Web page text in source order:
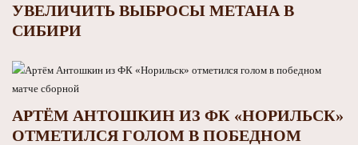
УВЕЛИЧИТЬ ВЫБРОСЫ МЕТАНА В
СИБИРИ
АРТЁМ АНТОШКИН ИЗ ФК «НОРИЛЬСК»
ОТМЕТИЛСЯ ГОЛОМ В ПОБЕДНОМ